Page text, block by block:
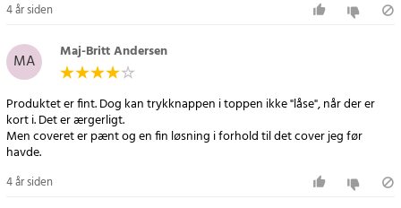
4 år siden
MA Maj-Britt Andersen
Produktet er fint. Dog kan trykknappen i toppen ikke "låse", når der er
kort i. Det er ærgerligt.
Men coveret er pænt og en fin løsning i forhold til det cover jeg før
havde.
4 år siden